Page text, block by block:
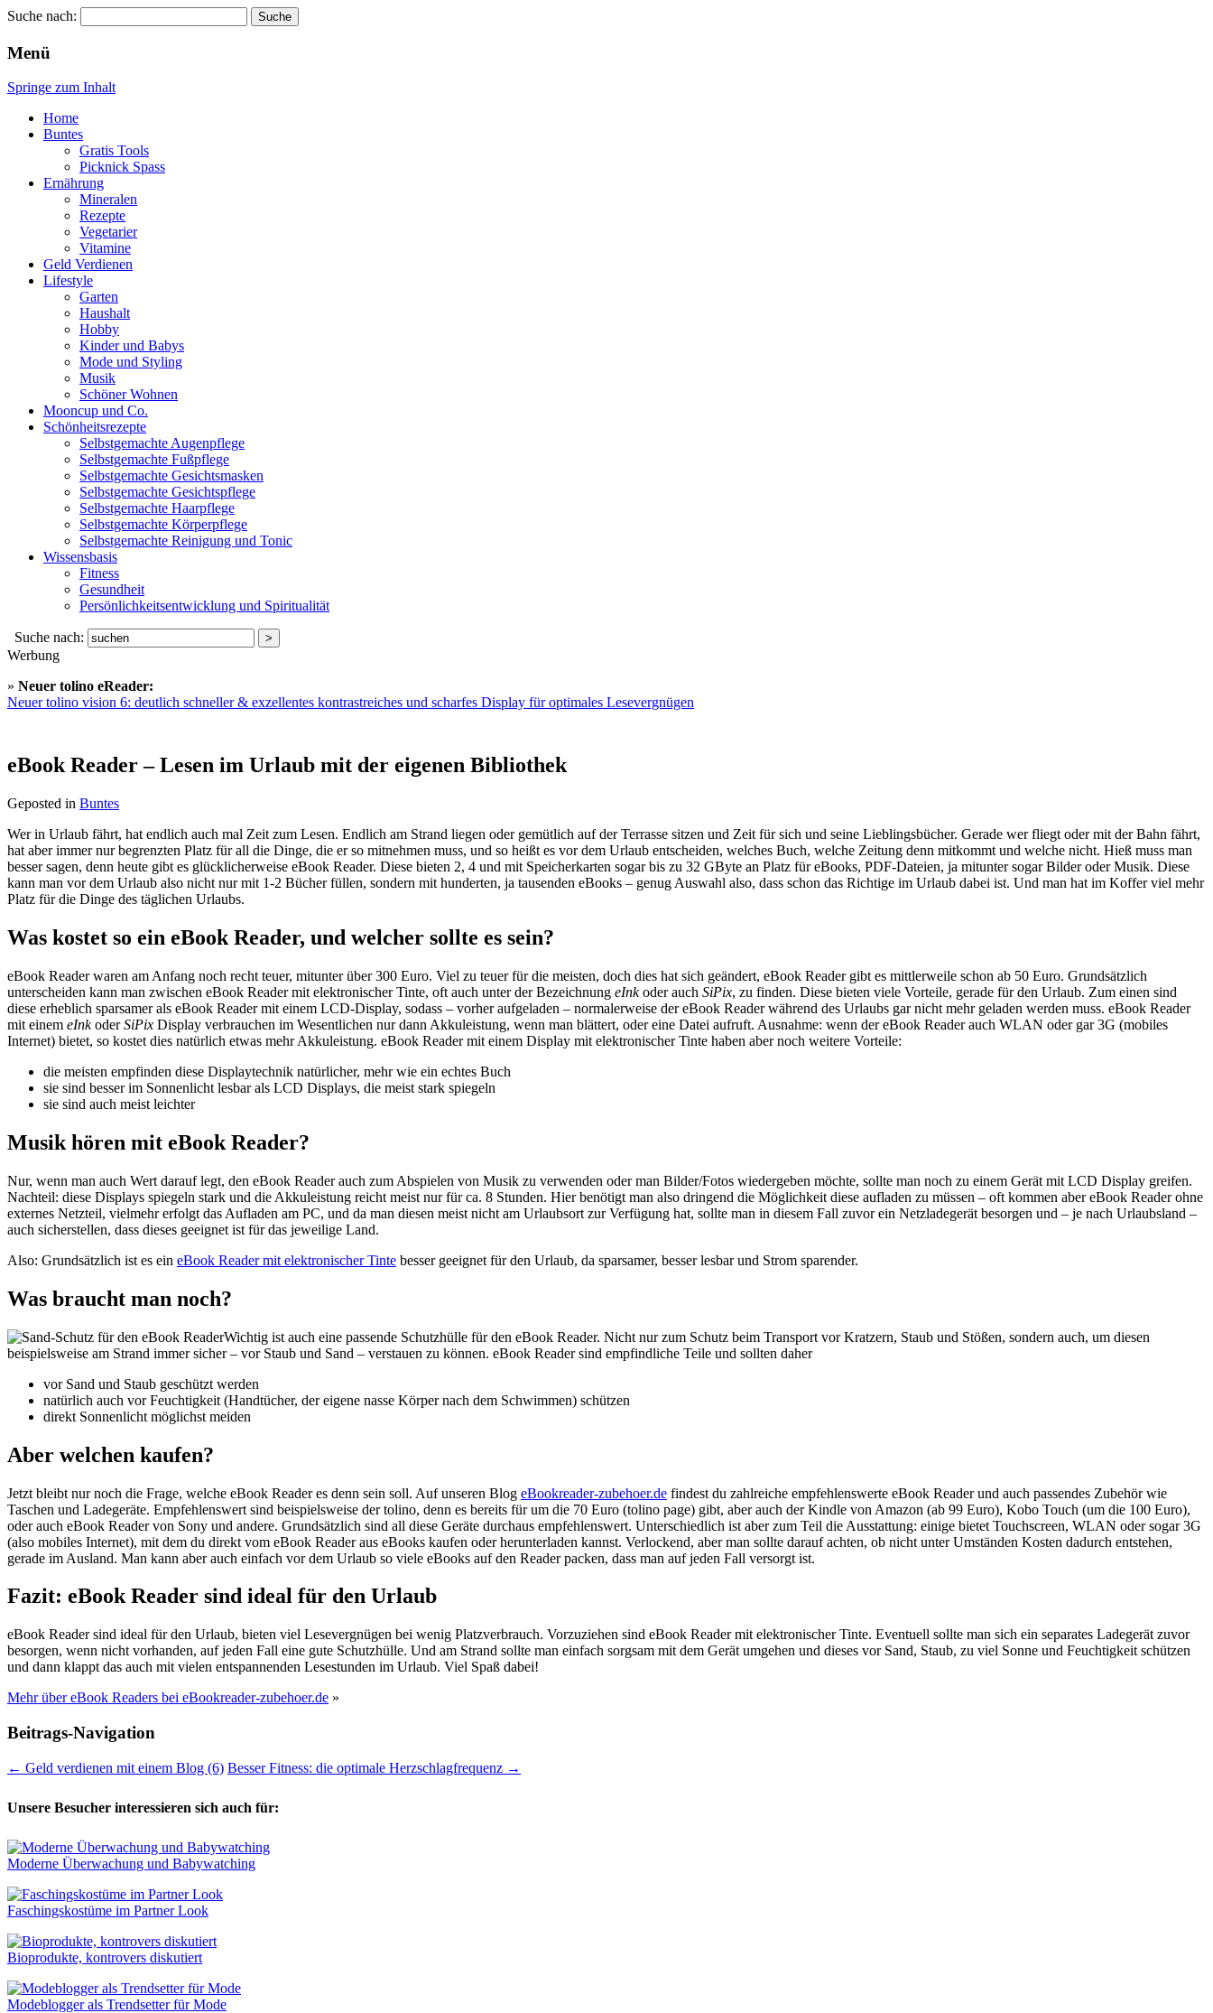
Pinkies
Suche nach:
Menü
Springe zum Inhalt
Home
Buntes
Gratis Tools
Picknick Spass
Ernährung
Mineralen
Rezepte
Vegetarier
Vitamine
Geld Verdienen
Lifestyle
Garten
Haushalt
Hobby
Kinder und Babys
Mode und Styling
Musik
Schöner Wohnen
Mooncup und Co.
Schönheitsrezepte
Selbstgemachte Augenpflege
Selbstgemachte Fußpflege
Selbstgemachte Gesichtsmasken
Selbstgemachte Gesichtspflege
Selbstgemachte Haarpflege
Selbstgemachte Körperpflege
Selbstgemachte Reinigung und Tonic
Wissensbasis
Fitness
Gesundheit
Persönlichkeitsentwicklung und Spiritualität
Suche nach:
Werbung
» Neuer tolino eReader:
Neuer tolino vision 6: deutlich schneller & exzellentes kontrastreiches und scharfes Display für optimales Lesevergnügen
eBook Reader – Lesen im Urlaub mit der eigenen Bibliothek
Geposted in Buntes
Wer in Urlaub fährt, hat endlich auch mal Zeit zum Lesen. Endlich am Strand liegen oder gemütlich auf der Terrasse sitzen und Zeit für sich und seine Lieblingsbücher. Gerade wer fliegt oder mit der Bahn fährt,
hat aber immer nur begrenzten Platz für all die Dinge, die er so mitnehmen muss, und so heißt es vor dem Urlaub entscheiden, welches Buch, welche Zeitung denn mitkommt und welche nicht. Hieß muss man
besser sagen, denn heute gibt es glücklicherweise eBook Reader. Diese bieten 2, 4 und mit Speicherkarten sogar bis zu 32 GByte an Platz für eBooks, PDF-Dateien, ja mitunter sogar Bilder oder Musik. Diese
kann man vor dem Urlaub also nicht nur mit 1-2 Bücher füllen, sondern mit hunderten, ja tausenden eBooks – genug Auswahl also, dass schon das Richtige im Urlaub dabei ist. Und man hat im Koffer viel mehr
Platz für die Dinge des täglichen Urlaubs.
Was kostet so ein eBook Reader, und welcher sollte es sein?
eBook Reader waren am Anfang noch recht teuer, mitunter über 300 Euro. Viel zu teuer für die meisten, doch dies hat sich geändert, eBook Reader gibt es mittlerweile schon ab 50 Euro. Grundsätzlich
unterscheiden kann man zwischen eBook Reader mit elektronischer Tinte, oft auch unter der Bezeichnung eInkoder auch SiPix, zu finden. Diese bieten viele Vorteile, gerade für den Urlaub. Zum einen sind
diese erheblich sparsamer als eBook Reader mit einem LCD-Display, sodass – vorher aufgeladen – normalerweise der eBook Reader während des Urlaubs gar nicht mehr geladen werden muss. eBook Reader
mit einem eInkoderSiPix Display verbrauchen im Wesentlichen nur dann Akkuleistung, wenn man blättert, oder eine Datei aufruft. Ausnahme: wenn der eBook Reader auch WLAN oder gar 3G (mobiles
Internet) bietet, so kostet dies natürlich etwas mehr Akkuleistung. eBook Reader mit einem Display mit elektronischer Tinte haben aber noch weitere Vorteile:
die meisten empfinden diese Displaytechnik natürlicher, mehr wie ein echtes Buch
sie sind besser im Sonnenlicht lesbar als LCD Displays, die meist stark spiegeln
sie sind auch meist leichter
Musik hören mit eBook Reader?
Nur, wenn man auch Wert darauf legt, den eBook Reader auch zum Abspielen von Musik zu verwenden oder man Bilder/Fotos wiedergeben möchte, sollte man noch zu einem Gerät mit LCD Display greifen.
Nachteil: diese Displays spiegeln stark und die Akkuleistung reicht meist nur für ca. 8 Stunden. Hier benötigt man also dringend die Möglichkeit diese aufladen zu müssen – oft kommen aber eBook Reader ohne
externes Netzteil, vielmehr erfolgt das Aufladen am PC, und da man diesen meist nicht am Urlaubsort zur Verfügung hat, sollte man in diesem Fall zuvor ein Netzladegerät besorgen und – je nach Urlaubsland –
auch sicherstellen, dass dieses geeignet ist für das jeweilige Land.
Also: Grundsätzlich ist es ein eBook Reader mit elektronischer Tinte besser geeignet für den Urlaub, da sparsamer, besser lesbar und Strom sparender.
Was braucht man noch?
Wichtig ist auch eine passende Schutzhülle für den eBook Reader. Nicht nur zum Schutz beim Transport vor Kratzern, Staub und Stößen, sondern auch, um diesen
beispielsweise am Strand immer sicher – vor Staub und Sand – verstauen zu können. eBook Reader sind empfindliche Teile und sollten daher
vor Sand und Staub geschützt werden
natürlich auch vor Feuchtigkeit (Handtücher, der eigene nasse Körper nach dem Schwimmen) schützen
direkt Sonnenlicht möglichst meiden
Aber welchen kaufen?
Jetzt bleibt nur noch die Frage, welche eBook Reader es denn sein soll. Auf unseren Blog eBookreader-zubehoer.de findest du zahlreiche empfehlenswerte eBook Reader und auch passendes Zubehör wie
Taschen und Ladegeräte. Empfehlenswert sind beispielsweise der tolino, denn es bereits für um die 70 Euro (tolino page) gibt, aber auch der Kindle von Amazon (ab 99 Euro), Kobo Touch (um die 100 Euro),
oder auch eBook Reader von Sony und andere. Grundsätzlich sind all diese Geräte durchaus empfehlenswert. Unterschiedlich ist aber zum Teil die Ausstattung: einige bietet Touchscreen, WLAN oder sogar 3G
(also mobiles Internet), mit dem du direkt vom eBook Reader aus eBooks kaufen oder herunterladen kannst. Verlockend, aber man sollte darauf achten, ob nicht unter Umständen Kosten dadurch entstehen,
gerade im Ausland. Man kann aber auch einfach vor dem Urlaub so viele eBooks auf den Reader packen, dass man auf jeden Fall versorgt ist.
Fazit: eBook Reader sind ideal für den Urlaub
eBook Reader sind ideal für den Urlaub, bieten viel Lesevergnügen bei wenig Platzverbrauch. Vorzuziehen sind eBook Reader mit elektronischer Tinte. Eventuell sollte man sich ein separates Ladegerät zuvor
besorgen, wenn nicht vorhanden, auf jeden Fall eine gute Schutzhülle. Und am Strand sollte man einfach sorgsam mit dem Gerät umgehen und dieses vor Sand, Staub, zu viel Sonne und Feuchtigkeit schützen
und dann klappt das auch mit vielen entspannenden Lesestunden im Urlaub. Viel Spaß dabei!
Mehr über eBook Readers bei eBookreader-zubehoer.de »
Beitrags-Navigation
← Geld verdienen mit einem Blog (6) Besser Fitness: die optimale Herzschlagfrequenz →
Unsere Besucher interessieren sich auch für:
Moderne Überwachung und Babywatching
Faschingskostüme im Partner Look
Bioprodukte, kontrovers diskutiert
Modeblogger als Trendsetter für Mode